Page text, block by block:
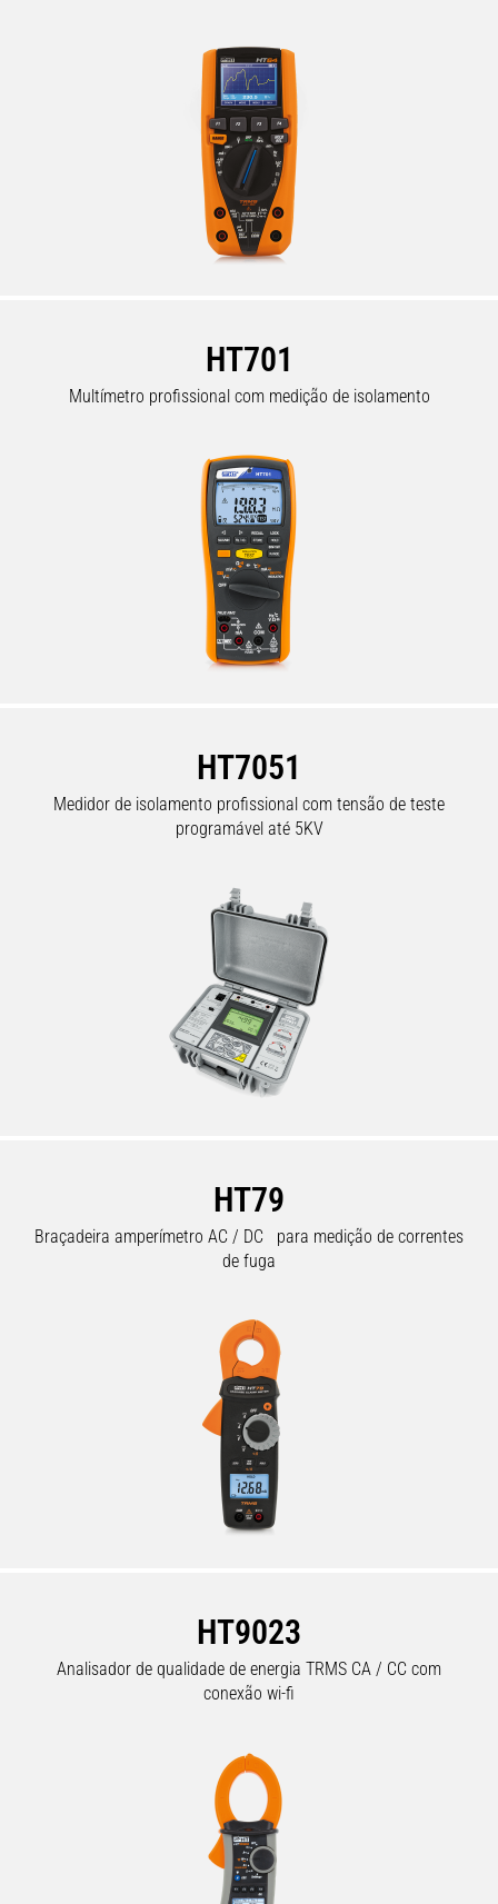
HT701
Multímetro profissional com medição de isolamento
HT7051
Medidor de isolamento profissional com tensão de teste
programável até 5KV
HT79
Braçadeira amperímetro AC / DC para medição de correntes
de fuga
HT9023
Analisador de qualidade de energia TRMS CA / CC com
conexão wi-fi